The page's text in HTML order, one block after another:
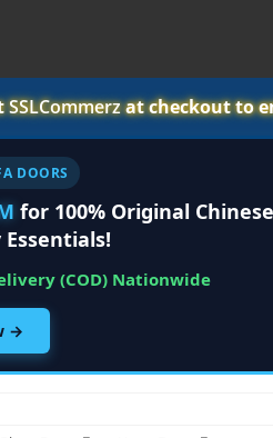
SSLCommerzat checkout to
DOORS
for 100% Original
(COD) Nationwide
→